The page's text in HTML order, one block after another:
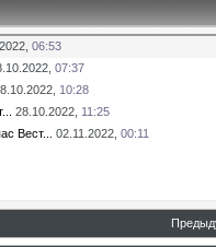
06:53
07:37
10:28
28.10.2022, 11:25
Вест... 02.11.2022, 00:11